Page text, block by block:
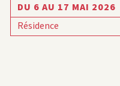
DU 6 AU 17 MAI 2026
Résidence